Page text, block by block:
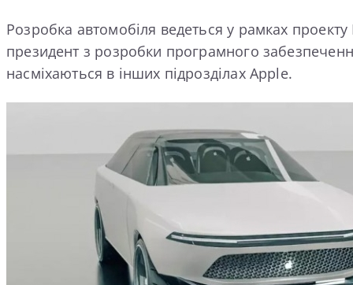
Розробка автомобіля ведеться у рамках
президент з розробки програмного
насміхаються в інших підрозділах Apple.